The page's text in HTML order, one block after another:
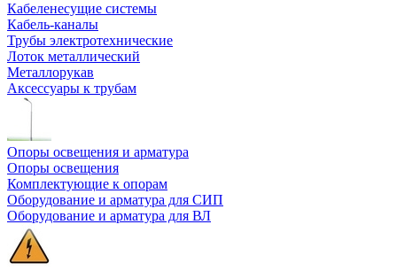
Кабеленесущие системы
Кабель-каналы
Трубы электротехнические
Лоток металлический
Металлорукав
Аксессуары к трубам
Опоры освещения и арматура
Опоры освещения
Комплектующие к опорам
Оборудование и арматура для СИП
Оборудование и арматура для ВЛ